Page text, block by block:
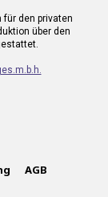
den privaten
über den
AGB